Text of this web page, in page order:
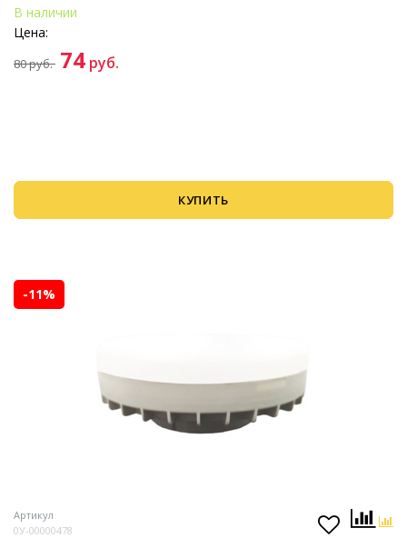
В наличии
Цена:
80руб. 74 руб.
КУПИТЬ
-11%
Артикул
0У-00000478